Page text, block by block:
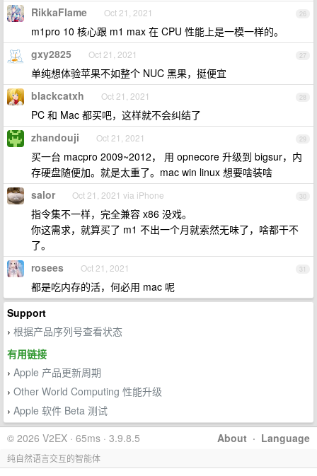
26
RikkaFlame Oct 21, 2021
m1pro 10 核心跟 m1 max 在 CPU 性能上是一模一样的。
27
gxy2825 Oct 21, 2021
单纯想体验苹果不如整个 NUC 黑果，挺便宜
28
blackcatxh Oct 21, 2021
PC 和 Mac 都买吧，这样就不会纠结了
29
zhandouji Oct 21, 2021
买一台 macpro 2009~2012， 用 opnecore 升级到 bigsur，内
存硬盘随便加。就是太重了。mac win linux 想要啥装啥
30
salor Oct 21, 2021 via iPhone
指令集不一样，完全兼容 x86 没戏。
你这需求，就算买了 m1 不出一个月就索然无味了，啥都干不
了。
31
rosees Oct 21, 2021
都是吃内存的活，何必用 mac 呢
Support
› 根据产品序列号查看状态
有用链接
› Apple 产品更新周期
› Other World Computing 性能升级
› Apple 软件 Beta 测试
About · Language
© 2026 V2EX · 65ms · 3.9.8.5
纯自然语言交互的智能体